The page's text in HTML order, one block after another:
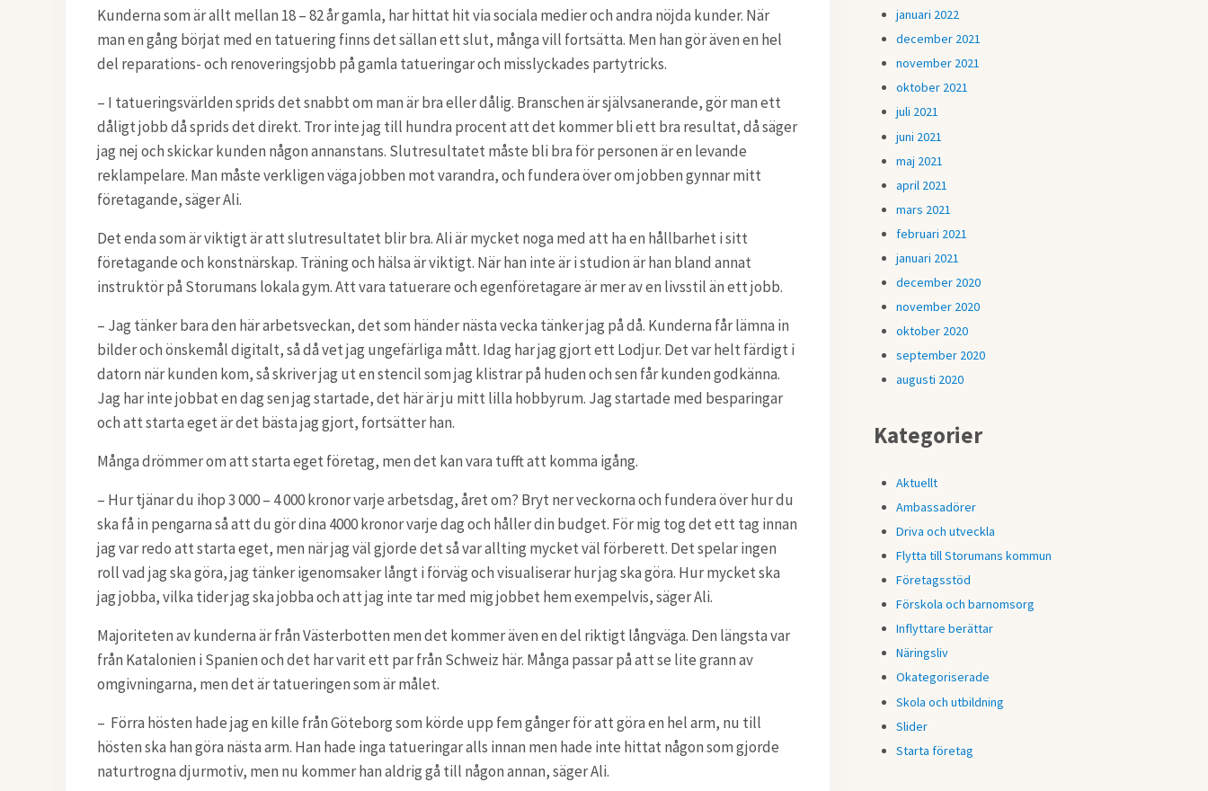
Kunderna som är allt mellan 18 – 82 år gamla, har hittat hit via sociala medier och andra nöjda kunder. När
man en gång börjat med en tatuering finns det sällan ett slut, många vill fortsätta. Men han gör även en hel
del reparations- och renoveringsjobb på gamla tatueringar och misslyckades partytricks.
– I tatueringsvärlden sprids det snabbt om man är bra eller dålig. Branschen är självsanerande, gör man ett
dåligt jobb då sprids det direkt. Tror inte jag till hundra procent att det kommer bli ett bra resultat, då säger
jag nej och skickar kunden någon annanstans. Slutresultatet måste bli bra för personen är en levande
reklampelare. Man måste verkligen väga jobben mot varandra, och fundera över om jobben gynnar mitt
företagande, säger Ali.
Det enda som är viktigt är att slutresultatet blir bra. Ali är mycket noga med att ha en hållbarhet i sitt
företagande och konstnärskap. Träning och hälsa är viktigt. När han inte är i studion är han bland annat
instruktör på Storumans lokala gym. Att vara tatuerare och egenföretagare är mer av en livsstil än ett jobb.
– Jag tänker bara den här arbetsveckan, det som händer nästa vecka tänker jag på då. Kunderna får lämna in
bilder och önskemål digitalt, så då vet jag ungefärliga mått. Idag har jag gjort ett Lodjur. Det var helt färdigt i
datorn när kunden kom, så skriver jag ut en stencil som jag klistrar på huden och sen får kunden godkänna.
Jag har inte jobbat en dag sen jag startade, det här är ju mitt lilla hobbyrum. Jag startade med besparingar
och att starta eget är det bästa jag gjort, fortsätter han.
Många drömmer om att starta eget företag, men det kan vara tufft att komma igång.
– Hur tjänar du ihop 3 000 – 4 000 kronor varje arbetsdag, året om? Bryt ner veckorna och fundera över hur du
ska få in pengarna så att du gör dina 4000 kronor varje dag och håller din budget. För mig tog det ett tag innan
jag var redo att starta eget, men när jag väl gjorde det så var allting mycket väl förberett. Det spelar ingen
roll vad jag ska göra, jag tänker igenomsaker långt i förväg och visualiserar hur jag ska göra. Hur mycket ska
jag jobba, vilka tider jag ska jobba och att jag inte tar med mig jobbet hem exempelvis, säger Ali.
Majoriteten av kunderna är från Västerbotten men det kommer även en del riktigt långväga. Den längsta var
från Katalonien i Spanien och det har varit ett par från Schweiz här. Många passar på att se lite grann av
omgivningarna, men det är tatueringen som är målet.
– Förra hösten hade jag en kille från Göteborg som körde upp fem gånger för att göra en hel arm, nu till
hösten ska han göra nästa arm. Han hade inga tatueringar alls innan men hade inte hittat någon som gjorde
naturtrogna djurmotiv, men nu kommer han aldrig gå till någon annan, säger Ali.
januari 2022
december 2021
november 2021
oktober 2021
juli 2021
juni 2021
maj 2021
april 2021
mars 2021
februari 2021
januari 2021
december 2020
november 2020
oktober 2020
september 2020
augusti 2020
Kategorier
Aktuellt
Ambassadörer
Driva och utveckla
Flytta till Storumans kommun
Företagsstöd
Förskola och barnomsorg
Inflyttare berättar
Näringsliv
Okategoriserade
Skola och utbildning
Slider
Starta företag